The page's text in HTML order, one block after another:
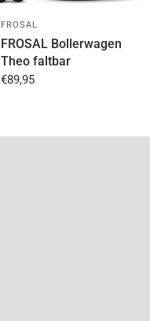
FROSAL
FROSAL Bollerwagen
Theo faltbar
€89,95